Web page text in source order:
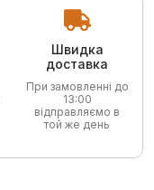
Швидка
доставка
При замовленні до
13:00
відправляємо в
той же день